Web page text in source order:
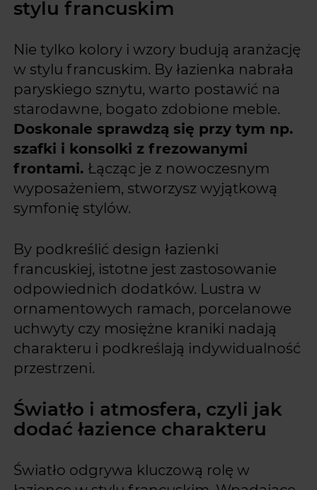
stylu francuskim
Nie tylko kolory i wzory budują aranżację
w stylu francuskim. By łazienka nabrała
paryskiego sznytu, warto postawić na
starodawne, bogato zdobione meble.
Doskonale sprawdzą się przy tym np.
szafki i konsolki z frezowanymi
frontami. Łącząc je z nowoczesnym
wyposażeniem, stworzysz wyjątkową
symfonię stylów.
By podkreślić design łazienki
francuskiej, istotne jest zastosowanie
odpowiednich dodatków. Lustra w
ornamentowych ramach, porcelanowe
uchwyty czy mosiężne kraniki nadają
charakteru i podkreślają indywidualność
przestrzeni.
Światło i atmosfera, czyli jak
dodać łazience charakteru
Światło odgrywa kluczową rolę w